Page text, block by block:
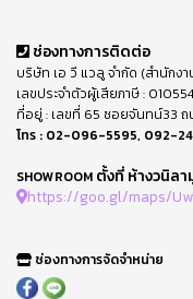
ช่องทางการติดต่อ
บริษัท เอ วี แวลู จำกัด (สำนักง
เลขประจำตัวผู้เสียภาษี :
ที่อยู่ : เลขที่ 65 ซอยจันทน์33
โทร : 02-096-5595, 092-
SHOWROOM ตั้งที่ ห้างวนิล
https://goo.gl/maps/
ช่องทางการจัดจำหน่าย